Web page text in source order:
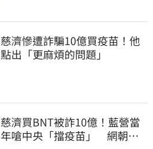
慈濟慘遭詐騙10億買疫苗！他
點出「更麻煩的問題」
慈濟買BNT被詐10億！藍營當
年嗆中央「擋疫苗」 網朝